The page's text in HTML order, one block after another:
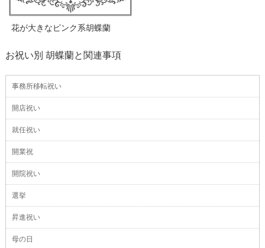
花が大きなピンク系胡蝶蘭
お祝い別 胡蝶蘭と関連事項
事務所移転祝い
開店祝い
就任祝い
開業祝
開院祝い
選挙
昇進祝い
母の日